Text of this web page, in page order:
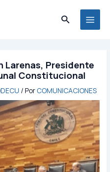
Buscar
Larenas, Presidente
Constitucional
/ Por COMUNICACIONES